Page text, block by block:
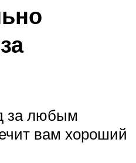
за любым
вам хороший